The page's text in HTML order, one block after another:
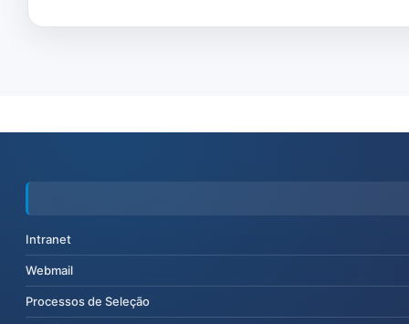
Intranet
Webmail
Processos de Seleção